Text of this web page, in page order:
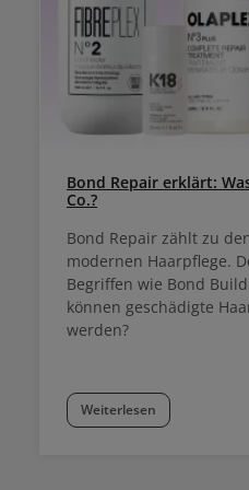
Bond Repair erklärt:
Co.?
Bond Repair zählt zu
modernen Haarpflege.
Begriffen wie Bond
können geschädigte
werden?
Weiterlesen